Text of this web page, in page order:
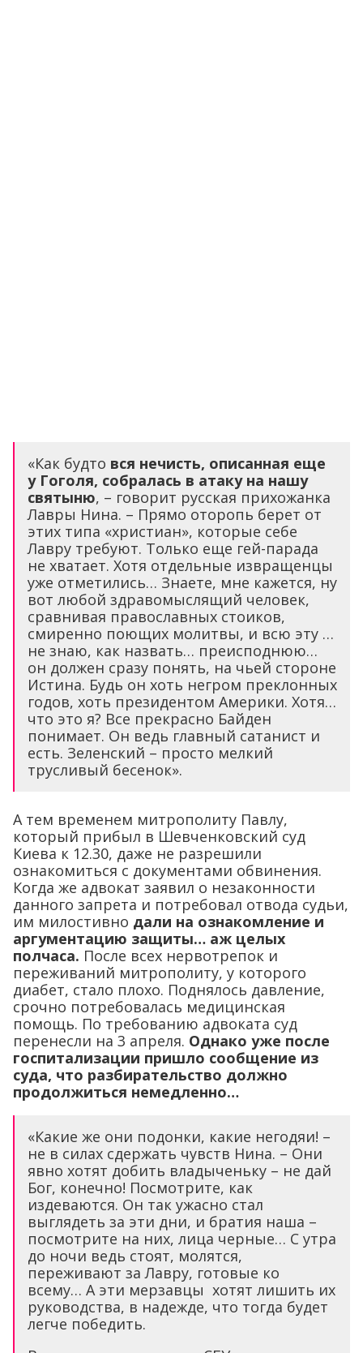
«Как будто вся нечисть, описанная еще
у Гоголя, собралась в атаку на нашу
святыню, – говорит русская прихожанка
Лавры Нина. – Прямо оторопь берет от
этих типа «христиан», которые себе
Лавру требуют. Только еще гей-парада
не хватает. Хотя отдельные извращенцы
уже отметились… Знаете, мне кажется, ну
вот любой здравомыслящий человек,
сравнивая православных стоиков,
смиренно поющих молитвы, и всю эту …
не знаю, как назвать… преисподнюю…
он должен сразу понять, на чьей стороне
Истина. Будь он хоть негром преклонных
годов, хоть президентом Америки. Хотя…
что это я? Все прекрасно Байден
понимает. Он ведь главный сатанист и
есть. Зеленский – просто мелкий
трусливый бесенок».
А тем временем митрополиту Павлу,
который прибыл в Шевченковский суд
Киева к 12.30, даже не разрешили
ознакомиться с документами обвинения.
Когда же адвокат заявил о незаконности
данного запрета и потребовал отвода судьи,
им милостивно дали на ознакомление и
аргументацию защиты… аж целых
полчаса. После всех нервотрепок и
переживаний митрополиту, у которого
диабет, стало плохо. Поднялось давление,
срочно потребовалась медицинская
помощь. По требованию адвоката суд
перенесли на 3 апреля. Однако уже после
госпитализации пришло сообщение из
суда, что разбирательство должно
продолжиться немедленно…
«Какие же они подонки, какие негодяи! –
не в силах сдержать чувств Нина. – Они
явно хотят добить владыченьку – не дай
Бог, конечно! Посмотрите, как
издеваются. Он так ужасно стал
выглядеть за эти дни, и братия наша –
посмотрите на них, лица черные… С утра
до ночи ведь стоят, молятся,
переживают за Лавру, готовые ко
всему… А эти мерзавцы хотят лишить их
руководства, в надежде, что тогда будет
легче победить.